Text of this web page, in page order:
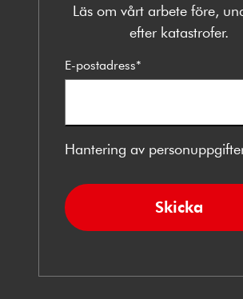
Läs om vårt arbete före,
efter katastrofer.
E-postadress*
Hantering av
Skicka